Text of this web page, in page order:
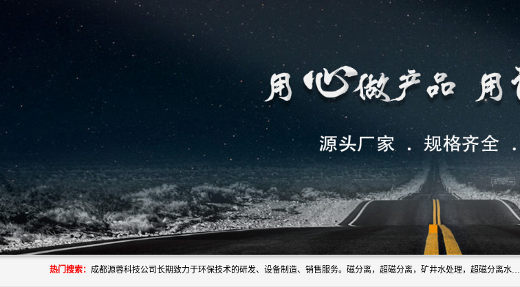
热门搜索： 成都源蓉科技公司长期致力于环保技术的研发、设备制造、销售服务。磁分离，超磁分离，矿井水处理，超磁分离水处理设备专业厂家（国家发明专利授权）在水处理领域，公司拥有自己的技术，包括磁分离净化、磁力脱水、精密过滤等，且已获得多项国家发明专利磁分离设备，一级强化设备，磁分离机，磁分离水处理技术服务，超磁分离水处理技术服务。